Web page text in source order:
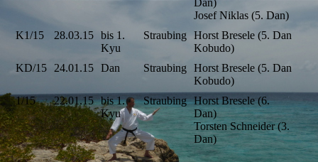
Dan)
Josef Niklas (5. Dan)
K1/15
28.03.15
bis 1.
Kyu
Straubing
Horst Bresele (5. Dan
Kobudo)
KD/15
24.01.15 Dan Straubing
Horst Bresele (5. Dan
Kobudo)
1/15
22.01.15 bis 1.
Kyu
Straubing Horst Bresele (6.
Dan)
Torsten Schneider (3.
Dan)